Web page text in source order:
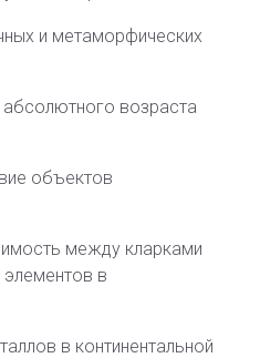
и метаморфических
возраста
объектов
между кларками
в
в континентальной